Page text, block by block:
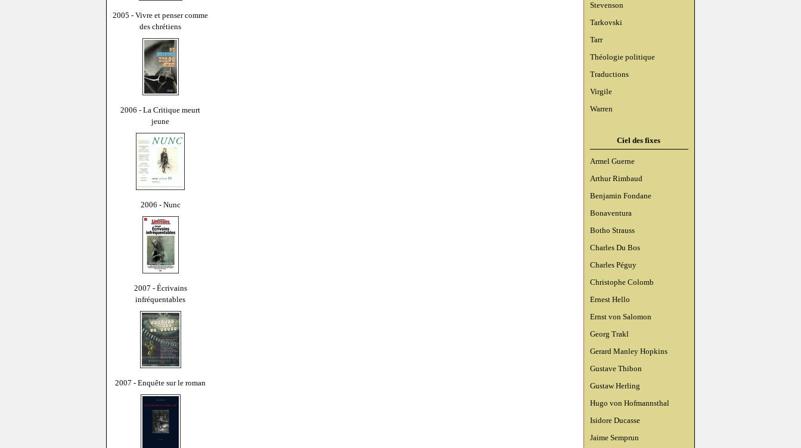
2005 - Vivre et penser comme
des chrétiens
2006 - La Critique meurt
jeune
2006 - Nunc
2007 - Écrivains
infréquentables
2007 - Enquête sur le roman
Stevenson
Tarkovski
Tarr
Théologie politique
Traductions
Virgile
Warren
Ciel des fixes
Armel Guerne
Arthur Rimbaud
Benjamin Fondane
Bonaventura
Botho Strauss
Charles Du Bos
Charles Péguy
Christophe Colomb
Ernest Hello
Ernst von Salomon
Georg Trakl
Gerard Manley Hopkins
Gustave Thibon
Gustaw Herling
Hugo von Hofmannsthal
Isidore Ducasse
Jaime Semprun